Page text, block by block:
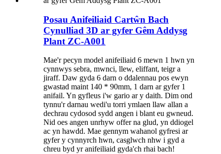
Posau Anifeiliaid Cartŵn Bach
Cynulliad 3D ar gyfer Gêm Addysg
Plant ZC-A001
Mae'r pecyn model anifeiliaid 6 mewn 1 hwn yn
cynnwys sebra, mwnci, ​​llew, eliffant, teigr a
jiraff. Daw gyda 6 darn o ddalennau pos ewyn
gwastad maint 140 * 90mm, 1 darn ar gyfer 1
anifail. Yn gyfleus i'w gario ar y daith. Dim ond
tynnu'r darnau wedi'u torri ymlaen llaw allan a
dechrau cydosod sydd angen i blant eu gwneud.
Nid oes angen unrhyw offer na glud, yn ddiogel
ac yn hawdd. Mae gennym wahanol gyfresi ar
gyfer y cynnyrch hwn, casglwch nhw i gyd a
chreu byd yr anifeiliaid gyda'ch rhai bach!